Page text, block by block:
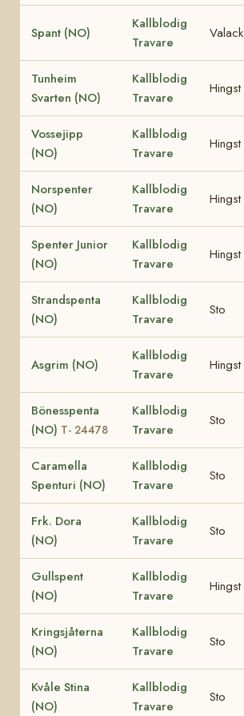
Spant (NO)
Kallblodig
Travare
Valack
Tunheim
Svarten (NO)
Kallblodig
Travare
Hingst
Vossejipp
(NO)
Kallblodig
Travare
Hingst
Norspenter
(NO)
Kallblodig
Travare
Hingst
Spenter Junior
(NO)
Kallblodig
Travare
Hingst
Strandspenta
(NO)
Kallblodig
Travare
Sto
Asgrim (NO)
Kallblodig
Travare
Hingst
Bönesspenta
(NO) T- 24478
Kallblodig
Travare
Sto
Caramella
Spenturi (NO)
Kallblodig
Travare
Sto
Frk. Dora
(NO)
Kallblodig
Travare
Sto
Gullspent
(NO)
Kallblodig
Travare
Hingst
Kringsjåterna
(NO)
Kallblodig
Travare
Sto
Kvåle Stina
(NO)
Kallblodig
Travare
Sto